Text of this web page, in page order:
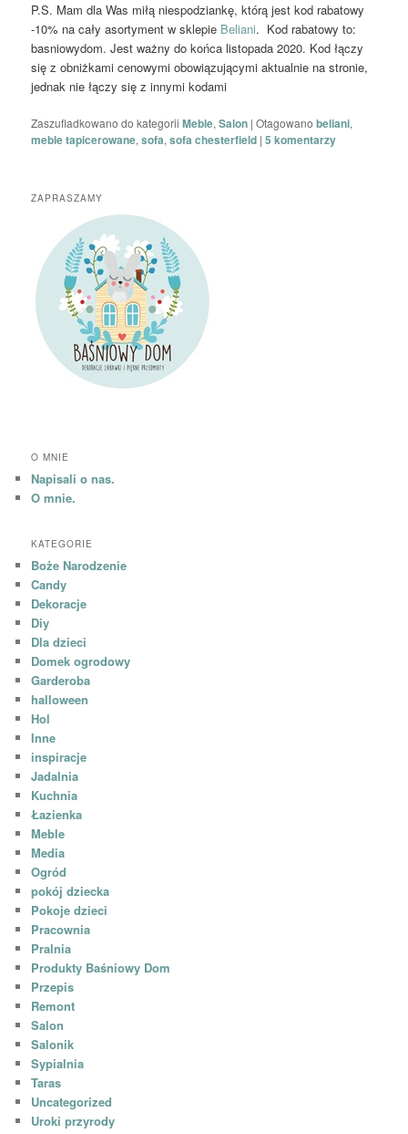
P.S. Mam dla Was miłą niespodziankę, którą jest kod rabatowy
-10% na cały asortyment w sklepie Beliani. Kod rabatowy to:
basniowydom. Jest ważny do końca listopada 2020. Kod łączy
się z obniżkami cenowymi obowiązującymi aktualnie na stronie,
jednak nie łączy się z innymi kodami
Zaszufladkowano do kategorii Meble,Salon |Otagowano beliani,
meble tapicerowane,sofa,sofa chesterfield |5 komentarzy
ZAPRASZAMY
O MNIE
Napisali o nas.
O mnie.
KATEGORIE
Boże Narodzenie
Candy
Dekoracje
Diy
Dla dzieci
Domek ogrodowy
Garderoba
halloween
Hol
Inne
inspiracje
Jadalnia
Kuchnia
Łazienka
Meble
Media
Ogród
pokój dziecka
Pokoje dzieci
Pracownia
Pralnia
Produkty Baśniowy Dom
Przepis
Remont
Salon
Salonik
Sypialnia
Taras
Uncategorized
Uroki przyrody